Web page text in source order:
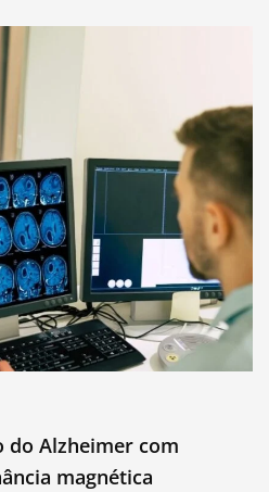
do Alzheimer com
magnética